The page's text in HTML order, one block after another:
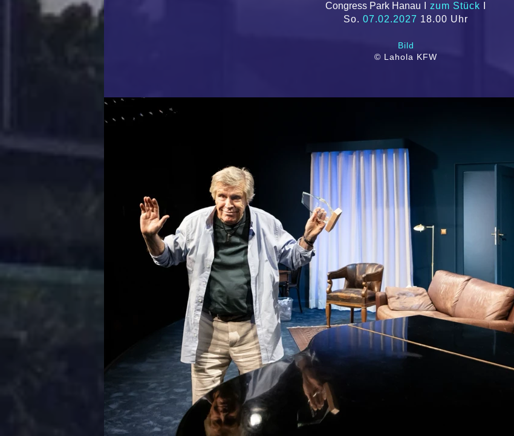
Congress Park Hanau zum Stück
So. 07.02.2027 18.00 Uhr
Bild
© Lahola KFW